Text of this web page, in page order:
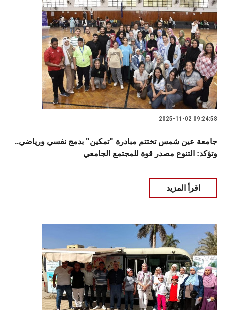
2025-11-02 09:24:58
جامعة عين شمس تختتم مبادرة "تمكين" بدمج نفسي ورياضي..
وتؤكد: التنوع مصدر قوة للمجتمع الجامعي
اقرأ المزيد